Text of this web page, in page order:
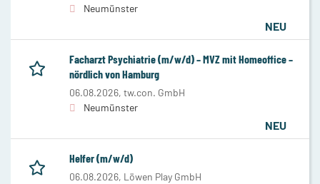
Neumünster
NEU
Facharzt Psychiatrie (m/w/d) – MVZ mit Homeoffice –
nördlich von Hamburg
06.08.2026, tw.con. GmbH
Neumünster
NEU
Helfer (m/w/d)
06.08.2026, Löwen Play GmbH